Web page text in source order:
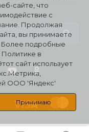
сайте, что
с
Продолжая
вы принимаете
Более подробные
в
сайт использует
ООО 'Яндекс'
Принимаю